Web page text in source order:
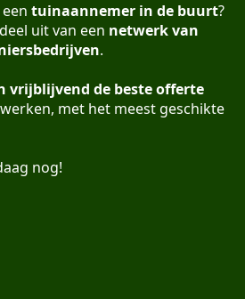
tuinaannemer in de buurt?
uit van een netwerk van
.
vrijblijvend de beste offerte
met het meest geschikte
nog!